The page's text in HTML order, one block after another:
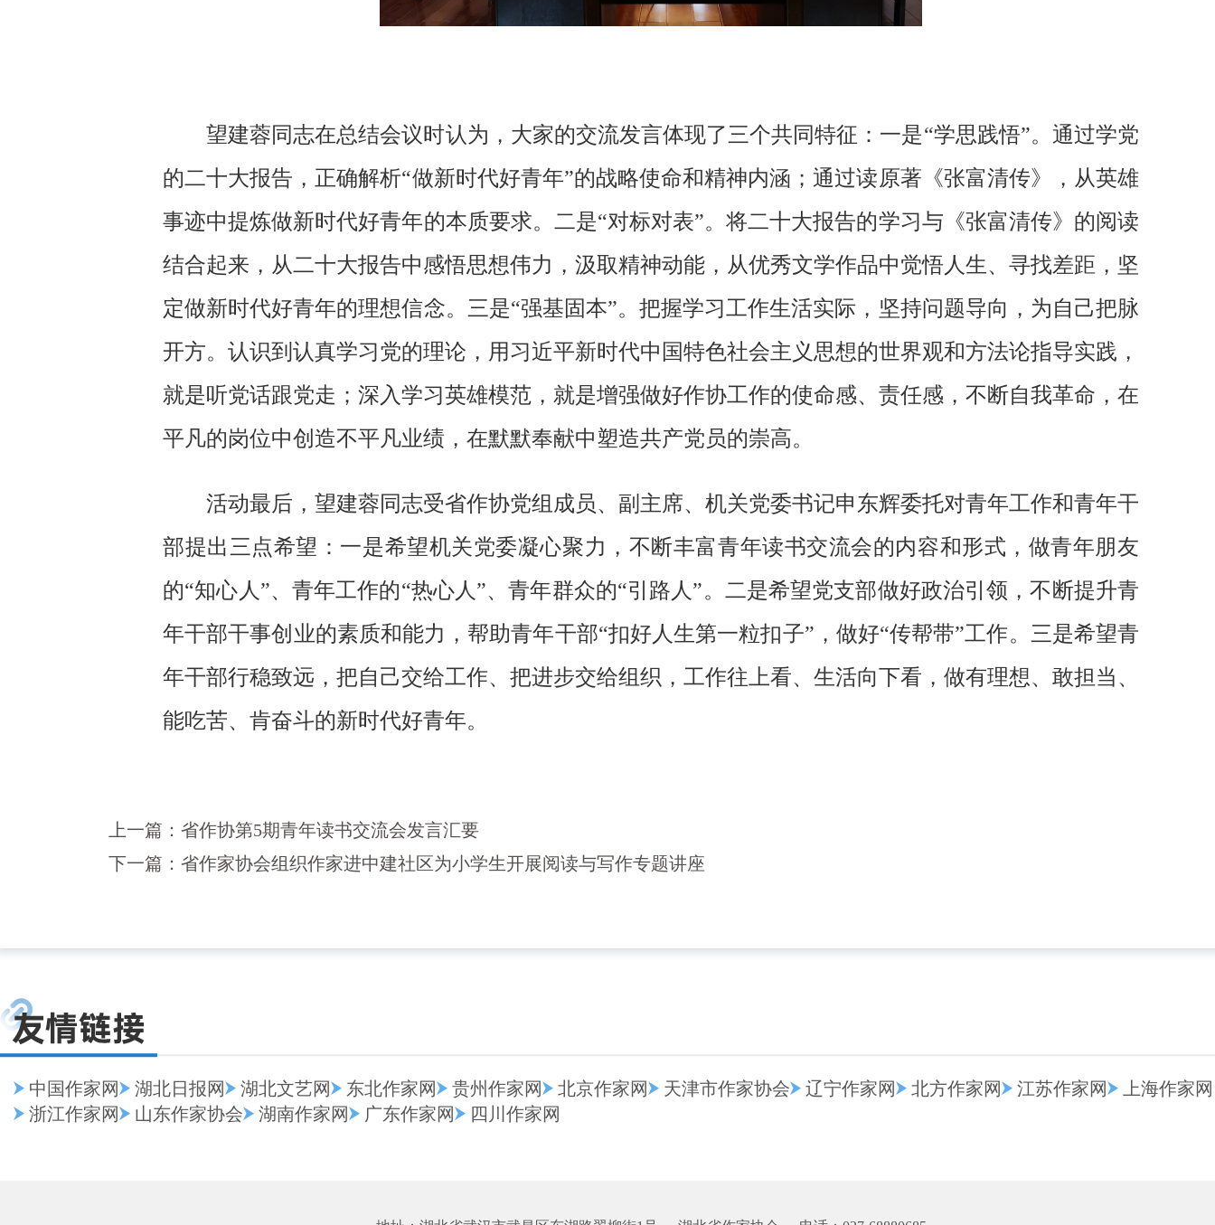
望建蓉同志在总结会议时认为，大家的交流发言体现了三个共同特征：一是“学思践悟”。通过学党
的二十大报告，正确解析“做新时代好青年”的战略使命和精神内涵；通过读原著《张富清传》，从英雄
事迹中提炼做新时代好青年的本质要求。二是“对标对表”。将二十大报告的学习与《张富清传》的阅读
结合起来，从二十大报告中感悟思想伟力，汲取精神动能，从优秀文学作品中觉悟人生、寻找差距，坚
定做新时代好青年的理想信念。三是“强基固本”。把握学习工作生活实际，坚持问题导向，为自己把脉
开方。认识到认真学习党的理论，用习近平新时代中国特色社会主义思想的世界观和方法论指导实践，
就是听党话跟党走；深入学习英雄模范，就是增强做好作协工作的使命感、责任感，不断自我革命，在
平凡的岗位中创造不平凡业绩，在默默奉献中塑造共产党员的崇高。
活动最后，望建蓉同志受省作协党组成员、副主席、机关党委书记申东辉委托对青年工作和青年干
部提出三点希望：一是希望机关党委凝心聚力，不断丰富青年读书交流会的内容和形式，做青年朋友
的“知心人”、青年工作的“热心人”、青年群众的“引路人”。二是希望党支部做好政治引领，不断提升青
年干部干事创业的素质和能力，帮助青年干部“扣好人生第一粒扣子”，做好“传帮带”工作。三是希望青
年干部行稳致远，把自己交给工作、把进步交给组织，工作往上看、生活向下看，做有理想、敢担当、
能吃苦、肯奋斗的新时代好青年。
上一篇： 省作协第5期青年读书交流会发言汇要
下一篇： 省作家协会组织作家进中建社区为小学生开展阅读与写作专题讲座
中国作家网 湖北日报网 湖北文艺网 东北作家网 贵州作家网 北京作家网 天津市作家协会 辽宁作家网 北方作家网 江苏作家网
上海作家网
浙江作家网
山东作家协会 湖南作家网 广东作家网 四川作家网